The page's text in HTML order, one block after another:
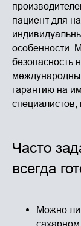
пациент для
особенности.
безопасность
гарантию на
специалистов,
Часто
всегда
Можно ли